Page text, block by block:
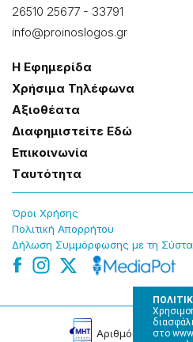
στο
26510 25677 - 33791
info@proinoslogos.gr
Η Εφημερίδα
Χρήσɩμα Τηλέφωνα
Αξɩοθέατα
Δɩαφημɩστείτε Εδώ
Επɩκοɩνωνία
Tαυτότητα
Όροɩ Χρήσης
Πολɩτɩκή Απορρήτου
Δήλωση Συμμόρφωσης με τη
Αρɩθμός